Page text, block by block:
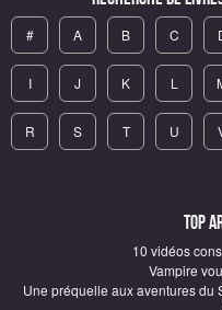
# A B C
I J K L
R S T U
Top
10 vidéos
Vampire
Une préquelle aux aventures du